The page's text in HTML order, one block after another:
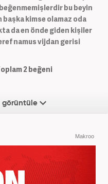
bu beyin
kimse olamaz oda
da en önde giden kişiler
namus vijdan gerisi
2beğeni
görüntüle
Makroo